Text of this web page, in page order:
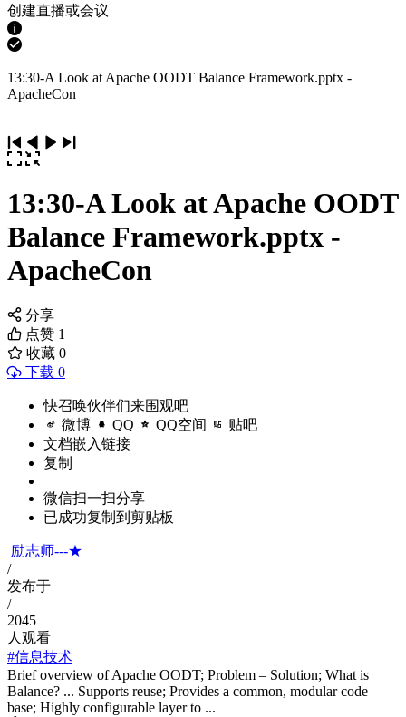
创建直播或会议
13:30-A Look at Apache OODT Balance Framework.pptx -
ApacheCon
13:30-A Look at Apache OODT
Balance Framework.pptx -
ApacheCon
分享
点赞 1
收藏 0
下载 0
快召唤伙伴们来围观吧
微博 QQ QQ空间 贴吧
文档嵌入链接
复制
微信扫一扫分享
已成功复制到剪贴板
励志师---★
/
发布于
/
2045
人观看
#信息技术
Brief overview of Apache OODT; Problem – Solution; What is
Balance? ... Supports reuse; Provides a common, modular code
base; Highly configurable layer to ...